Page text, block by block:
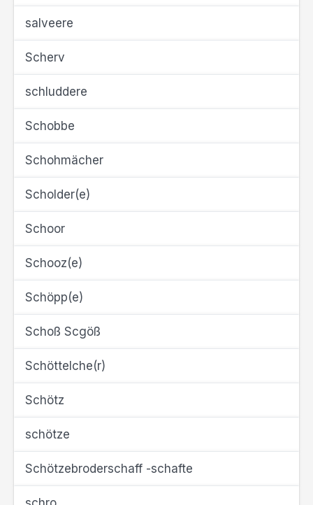
salveere
Scherv
schluddere
Schobbe
Schohmächer
Scholder(e)
Schoor
Schooz(e)
Schöpp(e)
Schoß Scgöß
Schöttelche(r)
Schötz
schötze
Schötzebroderschaff -schafte